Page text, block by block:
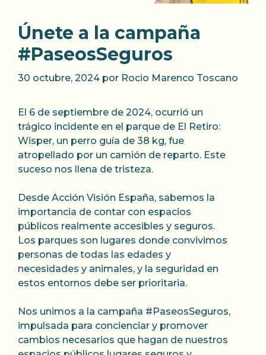
Únete a la campaña
#PaseosSeguros
30 octubre, 2024 por Rocio Marenco Toscano
El 6 de septiembre de 2024, ocurrió un
trágico incidente en el parque de El Retiro:
Wisper, un perro guía de 38 kg, fue
atropellado por un camión de reparto. Este
suceso nos llena de tristeza.
Desde Acción Visión España, sabemos la
importancia de contar con espacios
públicos realmente accesibles y seguros.
Los parques son lugares donde convivimos
personas de todas las edades y
necesidades y animales, y la seguridad en
estos entornos debe ser prioritaria.
Nos unimos a la campaña #PaseosSeguros,
impulsada para concienciar y promover
cambios necesarios que hagan de nuestros